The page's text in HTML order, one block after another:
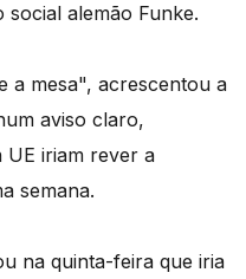
alemão Funke.
a mesa", acrescentou a
aviso claro,
UE iriam rever a
semana.
na quinta-feira que iria